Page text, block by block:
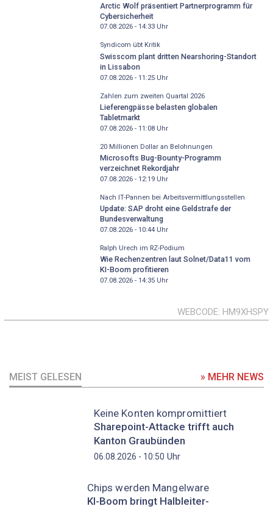
Arctic Wolf präsentiert Partnerprogramm für
Cybersicherheit
07.08.2026 - 14:33Uhr
Syndicom übt Kritik
Swisscom plant dritten Nearshoring-Standort
in Lissabon
07.08.2026 - 11:25Uhr
Zahlen zum zweiten Quartal 2026
Lieferengpässe belasten globalen
Tabletmarkt
07.08.2026 - 11:08Uhr
20 Millionen Dollar an Belohnungen
Microsofts Bug-Bounty-Programm
verzeichnet Rekordjahr
07.08.2026 - 12:19Uhr
Nach IT-Pannen bei Arbeitsvermittlungsstellen
Update: SAP droht eine Geldstrafe der
Bundesverwaltung
07.08.2026 - 10:44Uhr
Ralph Urech im RZ-Podium
Wie Rechenzentren laut Solnet/Data11 vom
KI-Boom profitieren
07.08.2026 - 14:35Uhr
WEBCODE HM9XHSPY
MEIST GELESEN » MEHR NEWS
Keine Konten kompromittiert
Sharepoint-Attacke trifft auch
Kanton Graubünden
06.08.2026 - 10:50 Uhr
Chips werden Mangelware
KI-Boom bringt Halbleiter-